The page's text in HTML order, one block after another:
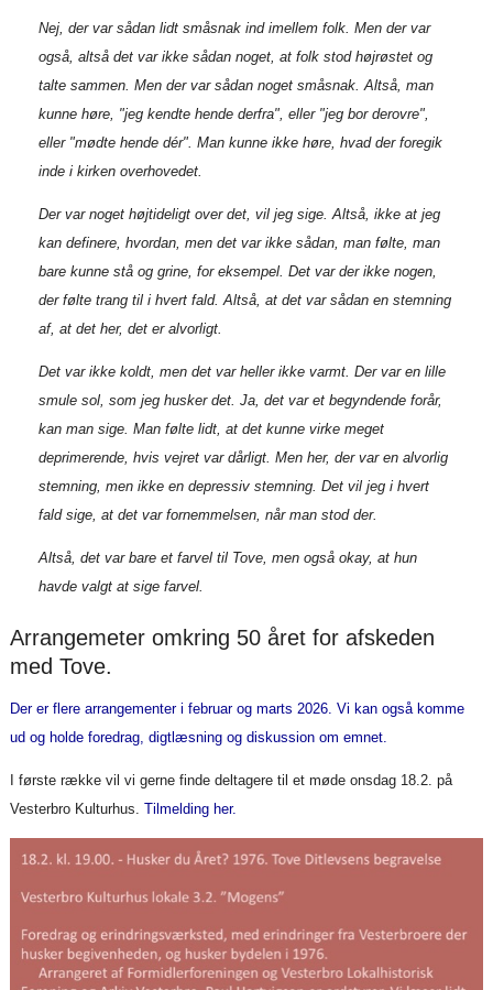
Nej, der var sådan lidt småsnak ind imellem folk. Men der var
også, altså det var ikke sådan noget, at folk stod højrøstet og
talte sammen. Men der var sådan noget småsnak. Altså, man
kunne høre, "jeg kendte hende derfra", eller "jeg bor derovre",
eller "mødte hende dér". Man kunne ikke høre, hvad der foregik
inde i kirken overhovedet.
Der var noget højtideligt over det, vil jeg sige. Altså, ikke at jeg
kan definere, hvordan, men det var ikke sådan, man følte, man
bare kunne stå og grine, for eksempel. Det var der ikke nogen,
der følte trang til i hvert fald. Altså, at det var sådan en stemning
af, at det her, det er alvorligt.
Det var ikke koldt, men det var heller ikke varmt. Der var en lille
smule sol, som jeg husker det. Ja, det var et begyndende forår,
kan man sige. Man følte lidt, at det kunne virke meget
deprimerende, hvis vejret var dårligt. Men her, der var en alvorlig
stemning, men ikke en depressiv stemning. Det vil jeg i hvert
fald sige, at det var fornemmelsen, når man stod der.
Altså, det var bare et farvel til Tove, men også okay, at hun
havde valgt at sige farvel.
Arrangemeter omkring 50 året for afskeden
med Tove.
Der er flere arrangementer i februar og marts 2026. Vi kan også komme
ud og holde foredrag, digtlæsning og diskussion om emnet.
I første række vil vi gerne finde deltagere til et møde onsdag 18.2. på
Vesterbro Kulturhus. Tilmelding her.